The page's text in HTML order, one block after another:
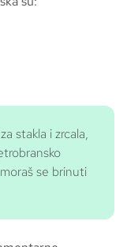
stakla i zrcala,
se brinuti